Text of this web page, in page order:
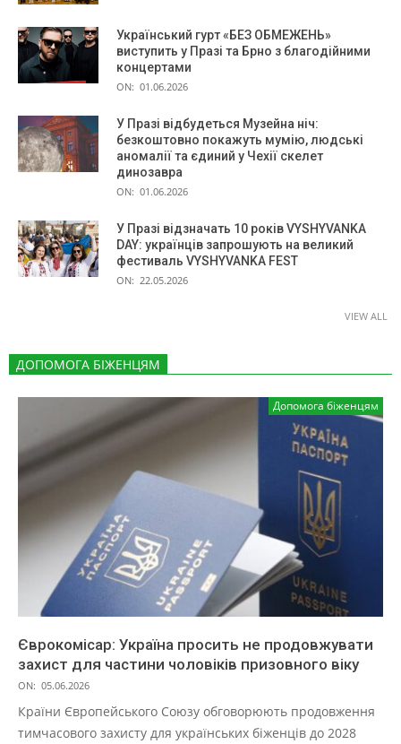
Український гурт «БЕЗ ОБМЕЖЕНЬ»
виступить у Празі та Брно з благодійними
концертами
ON: 01.06.2026
У Празі відбудеться Музейна ніч:
безкоштовно покажуть мумію, людські
аномалії та єдиний у Чехії скелет
динозавра
ON: 01.06.2026
У Празі відзначать 10 років VYSHYVANKA
DAY: українців запрошують на великий
фестиваль VYSHYVANKA FEST
ON: 22.05.2026
VIEW ALL
ДОПОМОГА БІЖЕНЦЯМ
Допомога біженцям
Єврокомісар: Україна просить не продовжувати
захист для частини чоловіків призовного віку
ON: 05.06.2026
Країни Європейського Союзу обговорюють продовження
тимчасового захисту для українських біженців до 2028